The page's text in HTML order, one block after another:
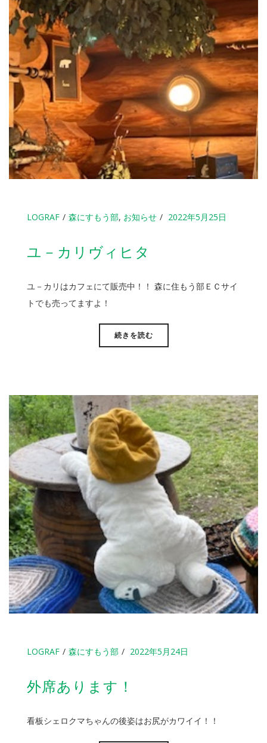
LOGRAF 森にすもう部, お知らせ 2022年5月25日
ユ－カリヴィヒタ
ユ－カリはカフェにて販売中！！ 森に住もう部ＥＣサイ
トでも売ってますよ！
続きを読む
LOGRAF 森にすもう部 2022年5月24日
外席あります！
看板シェロクマちゃんの後姿はお尻がカワイイ！！